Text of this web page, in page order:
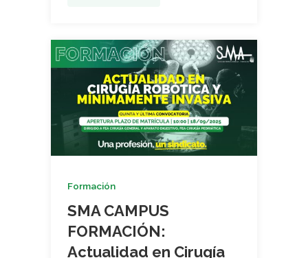
Formación
SMA CAMPUS
FORMACIÓN:
Actualidad en Cirugía